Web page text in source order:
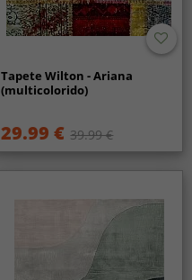
Tapete Wilton - Ariana
(multicolorido)
29.99 € 39.99 €